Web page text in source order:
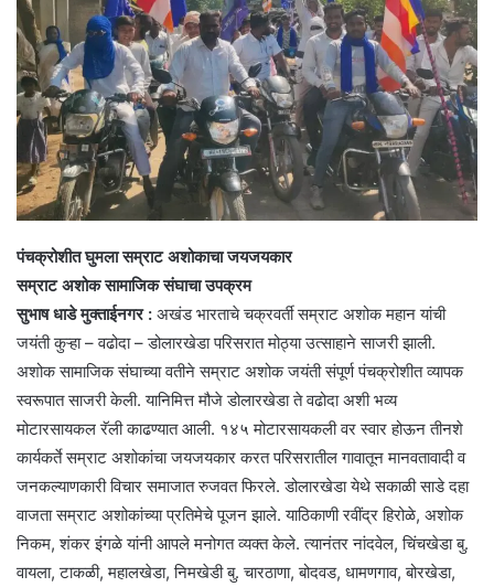
पंचक्रोशीत घुमला सम्राट अशोकाचा जयजयकार
सम्राट अशोक सामाजिक संघाचा उपक्रम
सुभाष धाडेमुक्ताईनगर : अखंड भारताचे चक्रवर्ती सम्राट अशोक महान यांची
जयंती कुऱ्हा – वढोदा – डोलारखेडा परिसरात मोठ्या उत्साहाने साजरी झाली.
अशोक सामाजिक संघाच्या वतीने सम्राट अशोक जयंती संपूर्ण पंचक्रोशीत व्यापक
स्वरूपात साजरी केली. यानिमित्त मौजे डोलारखेडा ते वढोदा अशी भव्य
मोटारसायकल रॅली काढण्यात आली. १४५ मोटारसायकली वर स्वार होऊन तीनशे
कार्यकर्ते सम्राट अशोकांचा जयजयकार करत परिसरातील गावातून मानवतावादी व
जनकल्याणकारी विचार समाजात रुजवत फिरले. डोलारखेडा येथे सकाळी साडे दहा
वाजता सम्राट अशोकांच्या प्रतिमेचे पूजन झाले. याठिकाणी रवींद्र हिरोळे, अशोक
निकम, शंकर इंगळे यांनी आपले मनोगत व्यक्त केले. त्यानंतर नांदवेल, चिंचखेडा बु.
वायला, टाकळी, महालखेडा, निमखेडी बु. चारठाणा, बोदवड, धामणगाव, बोरखेडा,